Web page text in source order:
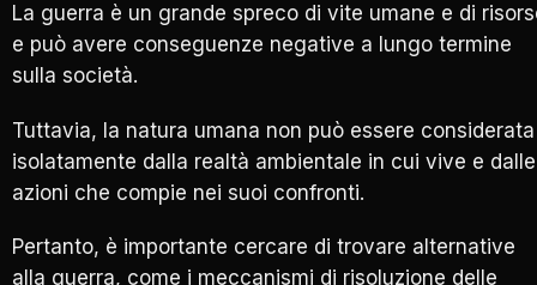
La guerra è un grande spreco di vite umane e di
e può avere conseguenze negative a lungo termine
sulla società.
Tuttavia, la natura umana non può essere considerata
isolatamente dalla realtà ambientale in cui vive e dalle
azioni che compie nei suoi confronti.
Pertanto, è importante cercare di trovare alternative
alla guerra, come i meccanismi di risoluzione delle